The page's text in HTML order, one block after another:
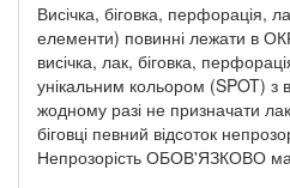
Висічка, біговка, перфорація,
елементи) повинні лежати в
висічка, лак, біговка,
унікальним кольором (SPOT) з
жодному разі не призначати
біговці певний відсоток
Непрозорість ОБОВ'ЯЗКОВО